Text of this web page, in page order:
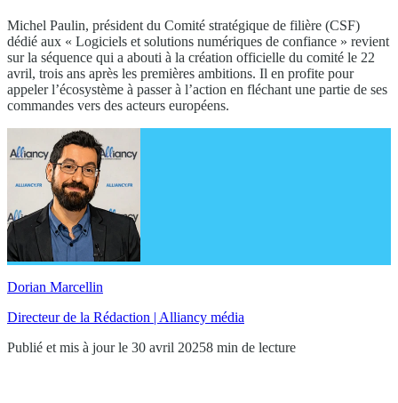
Michel Paulin, président du Comité stratégique de filière (CSF)
dédié aux « Logiciels et solutions numériques de confiance » revient
sur la séquence qui a abouti à la création officielle du comité le 22
avril, trois ans après les premières ambitions. Il en profite pour
appeler l’écosystème à passer à l’action en fléchant une partie de ses
commandes vers des acteurs européens.
Dorian Marcellin
Directeur de la Rédaction | Alliancy média
Publié et mis à jour le 30 avril 20258 min de lecture